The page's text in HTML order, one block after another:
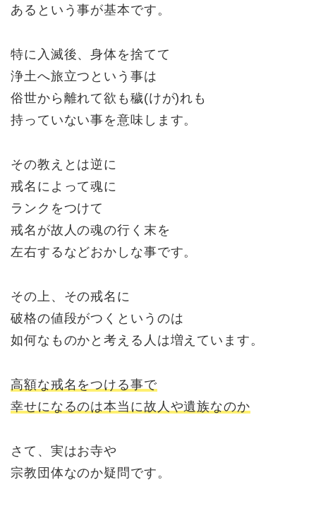
あるという事が基本です。
特に入滅後、身体を捨てて
浄土へ旅立つという事は
俗世から離れて欲も穢(けが)れも
持っていない事を意味します。
その教えとは逆に
戒名によって魂に
ランクをつけて
戒名が故人の魂の行く末を
左右するなどおかしな事です。
その上、その戒名に
破格の値段がつくというのは
如何なものかと考える人は増えています。
高額な戒名をつける事で
幸せになるのは本当に故人や遺族なのか
さて、実はお寺や
宗教団体なのか疑問です。